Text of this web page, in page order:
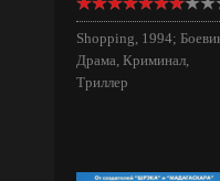
Shopping, 1994;
Драма, Криминал,
Триллер